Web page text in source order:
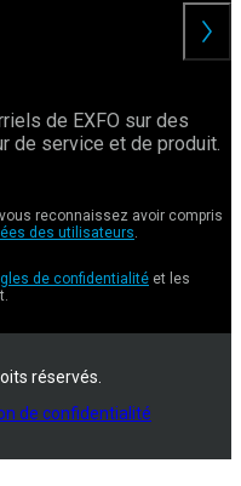
de EXFO sur des
de service et de produit.
reconnaissez avoir compris
des utilisateurs.
de confidentialité et les
réservés.
de confidentialité